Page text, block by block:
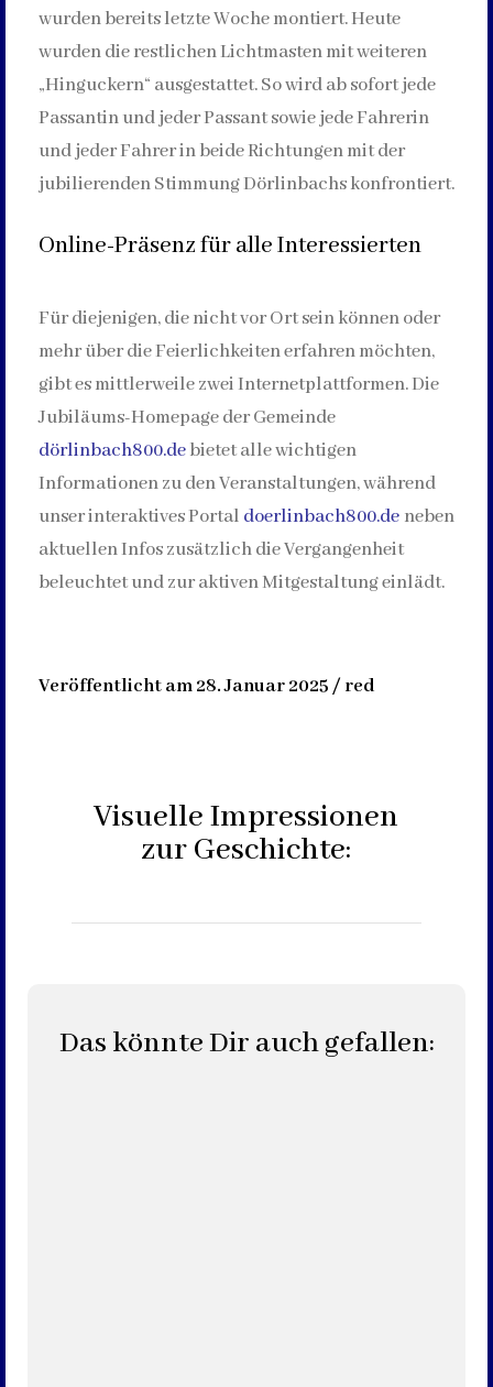
wurden bereits letzte Woche montiert. Heute
wurden die restlichen Lichtmasten mit weiteren
„Hinguckern“ ausgestattet. So wird ab sofort jede
Passantin und jeder Passant sowie jede Fahrerin
und jeder Fahrer in beide Richtungen mit der
jubilierenden Stimmung Dörlinbachs konfrontiert.
Online-Präsenz für alle Interessierten
Für diejenigen, die nicht vor Ort sein können oder
mehr über die Feierlichkeiten erfahren möchten,
gibt es mittlerweile zwei Internetplattformen. Die
Jubiläums-Homepage der Gemeinde
dörlinbach800.debietet alle wichtigen
Informationen zu den Veranstaltungen, während
unser interaktives Portal doerlinbach800.deneben
aktuellen Infos zusätzlich die Vergangenheit
beleuchtet und zur aktiven Mitgestaltung einlädt.
Veröffentlicht am 28. Januar 2025 / red
Visuelle Impressionen
zur Geschichte:
Das könnte Dir auch gefallen: